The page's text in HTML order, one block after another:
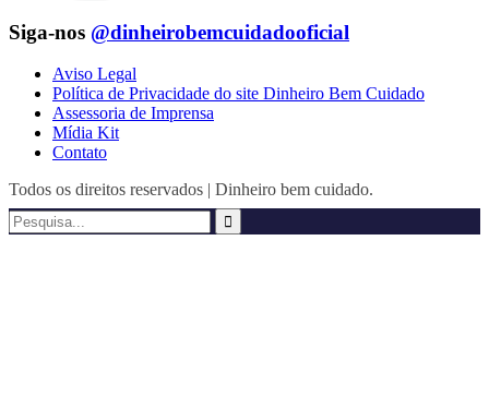
Siga-nos @dinheirobemcuidadooficial
Aviso Legal
Política de Privacidade do site Dinheiro Bem Cuidado
Assessoria de Imprensa
Mídia Kit
Contato
Todos os direitos reservados | Dinheiro bem cuidado.